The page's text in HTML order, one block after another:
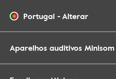
Portugal -Alterar
Aparelhos auditivos Minisom